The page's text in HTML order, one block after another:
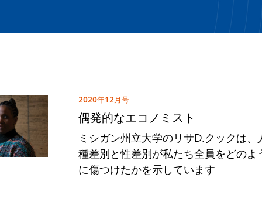
2020年12月号
偶発的なエコノミスト
ミシガン州立大学のリサD.クックは、
種差別と性差別が私たち全員をどのよ
に傷つけたかを示しています